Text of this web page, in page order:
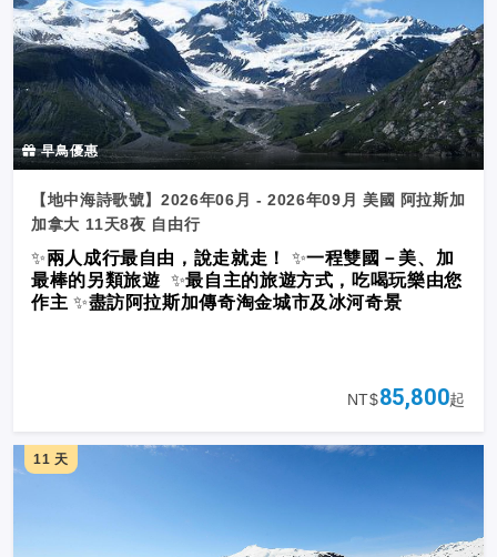
早鳥優惠
【地中海詩歌號】2026年06月 - 2026年09月 美國 阿拉斯加
加拿大 11天8夜 自由行
✨兩人成行最自由，說走就走！ ✨一程雙國－美、加
最棒的另類旅遊 ✨最自主的旅遊方式，吃喝玩樂由您
作主 ✨盡訪阿拉斯加傳奇淘金城市及冰河奇景
NT$85,800起
11 天